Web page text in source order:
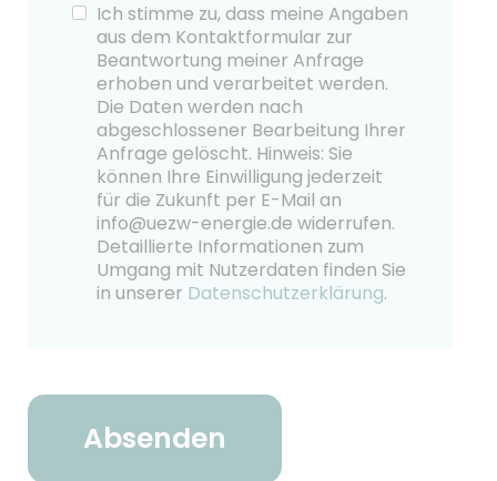
Ich stimme zu, dass meine Angaben
aus dem Kontaktformular zur
Beantwortung meiner Anfrage
erhoben und verarbeitet werden.
Die Daten werden nach
abgeschlossener Bearbeitung Ihrer
Anfrage gelöscht. Hinweis: Sie
können Ihre Einwilligung jederzeit
für die Zukunft per E-Mail an
info@uezw-energie.de widerrufen.
Detaillierte Informationen zum
Umgang mit Nutzerdaten finden Sie
in unserer Datenschutzerklärung.